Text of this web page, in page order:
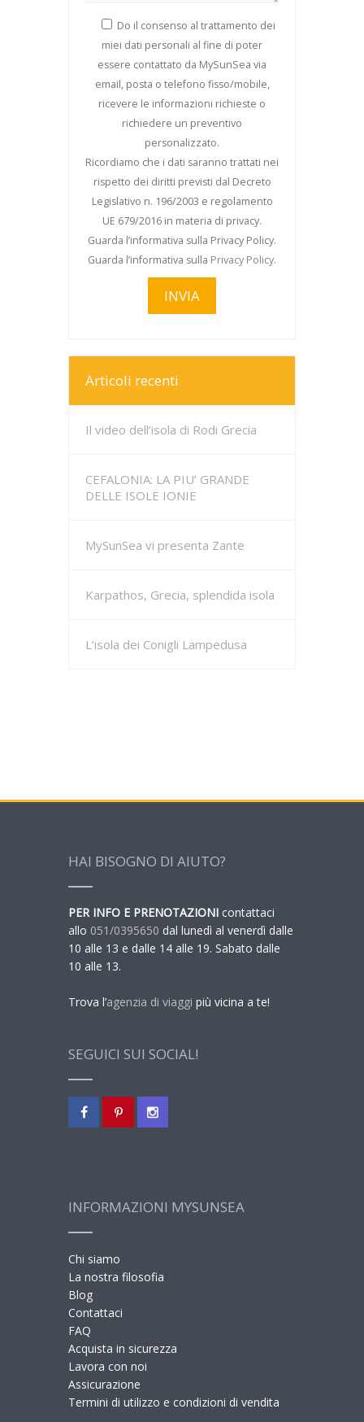
Do il consenso al trattamento dei
miei dati personali al fine di poter
essere contattato da MySunSea via
email, posta o telefono fisso/mobile,
ricevere le informazioni richieste o
richiedere un preventivo
personalizzato.
Ricordiamo che i dati saranno trattati nei
rispetto dei diritti previsti dal Decreto
Legislativo n. 196/2003 e regolamento
UE 679/2016 in materia di privacy.
Guarda l’informativa sulla Privacy Policy.
Guarda l’informativa sulla Privacy Policy.
Articoli recenti
Il video dell’isola di Rodi Grecia
CEFALONIA: LA PIU’ GRANDE
DELLE ISOLE IONIE
MySunSea vi presenta Zante
Karpathos, Grecia, splendida isola
L’isola dei Conigli Lampedusa
HAI BISOGNO DI AIUTO?
PER INFO E PRENOTAZIONI contattaci
allo 051/0395650 dal lunedì al venerdì dalle
10 alle 13 e dalle 14 alle 19. Sabato dalle
10 alle 13.
Trova l’agenzia di viaggi più vicina a te!
SEGUICI SUI SOCIAL!
INFORMAZIONI MYSUNSEA
Chi siamo
La nostra filosofia
Blog
Contattaci
FAQ
Acquista in sicurezza
Lavora con noi
Assicurazione
Termini di utilizzo e condizioni di vendita